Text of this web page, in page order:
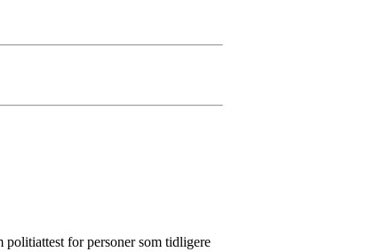
politiattest for personer som tidligere